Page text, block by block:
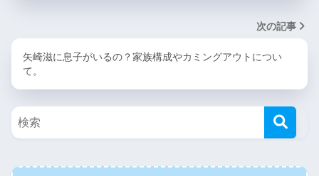
次の記事
矢崎滋に息子がいるの？家族構成やカミングアウトについ
て。